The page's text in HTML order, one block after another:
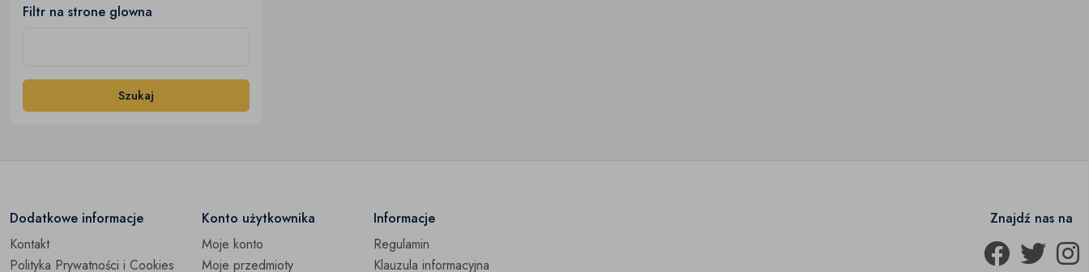
Filtr na strone glowna
Szukaj
Dodatkowe informacje
Kontakt
Polityka Prywatności i Cookies
Konto użytkownika
Moje konto
Moje przedmioty
Informacje
Regulamin
Klauzula informacyjna
Znajdź nas na